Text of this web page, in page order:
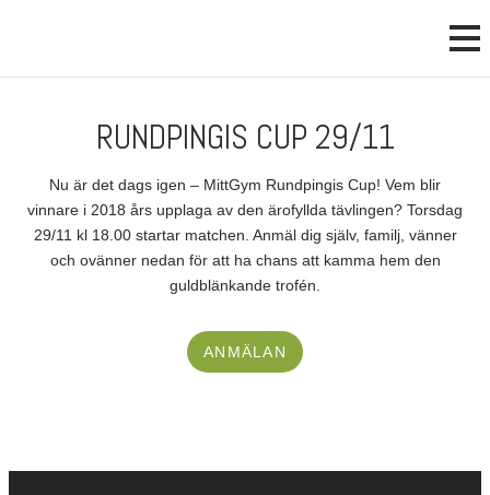
RUNDPINGIS CUP 29/11
Nu är det dags igen – MittGym Rundpingis Cup! Vem blir
vinnare i 2018 års upplaga av den ärofyllda tävlingen? Torsdag
29/11 kl 18.00 startar matchen. Anmäl dig själv, familj, vänner
och ovänner nedan för att ha chans att kamma hem den
guldblänkande trofén.
ANMÄLAN